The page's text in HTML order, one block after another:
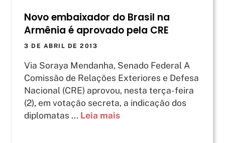
Novo embaixador do Brasil na
Armênia é aprovado pela CRE
3 DE ABRIL DE 2013
Via Soraya Mendanha, Senado Federal A
Comissão de Relações Exteriores e Defesa
Nacional (CRE) aprovou, nesta terça-feira
(2), em votação secreta, a indicação dos
diplomatas ... Leia mais